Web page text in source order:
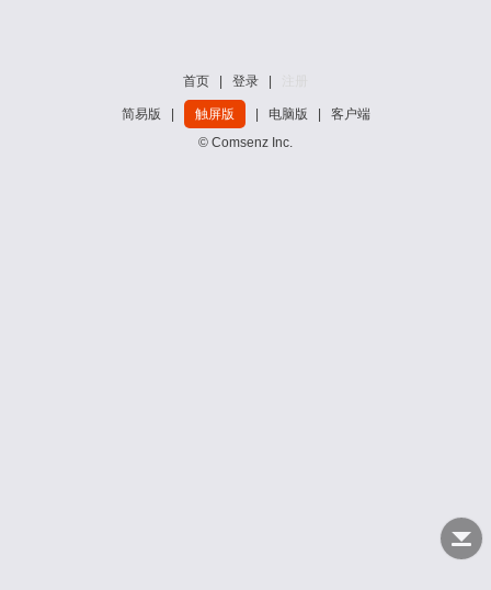
首页 登录
简易版 触屏版 电脑版
客户端
© Comsenz Inc.